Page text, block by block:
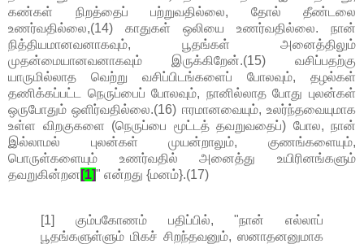
கண்கள் நிறத்தைப் பற்றுவதில்லை, தோல் தீண்டலை
உணர்வதில்லை,(14) காதுகள் ஒலியை உணர்வதில்லை. நான்
நித்தியமானவனாகவும், பூதங்கள் அனைத்திலும்
முதன்மையானவனாகவும் இருக்கிறேன்.(15) வசிப்பதற்கு
யாருமில்லாத வெற்று வசிப்பிடங்களைப் போலவும், தழல்கள்
தணிக்கப்பட்ட நெருப்பைப் போலவும், நானில்லாத போது புலன்கள்
ஒருபோதும் ஒளிர்வதில்லை.(16) ஈரமானவையும், உலர்ந்தவையுமாக
உள்ள விறகுகளை (நெருப்பை மூட்டத் தவறுவதைப்) போல, நான்
இல்லாமல் புலன்கள் முயன்றாலும், குணங்களையும்,
பொருள்களையும் உணர்வதில் அனைத்து உயிரினங்களும்
தவறுகின்றன [1]" என்றது {மனம்}.(17)
[1] கும்பகோணம் பதிப்பில், "நான் எல்லாப்
பூதங்களுள்ளும் மிகச் சிறந்தவனும், ஸனாதனனுமாக